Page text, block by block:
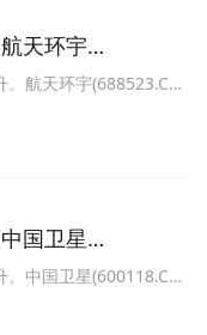
天环宇
航天环宇(688523.CN)
天电子(600879.CN)涨
报62.46元，电科
国卫星
中国卫星(600118.CN)
蓝天(688818.CN)涨